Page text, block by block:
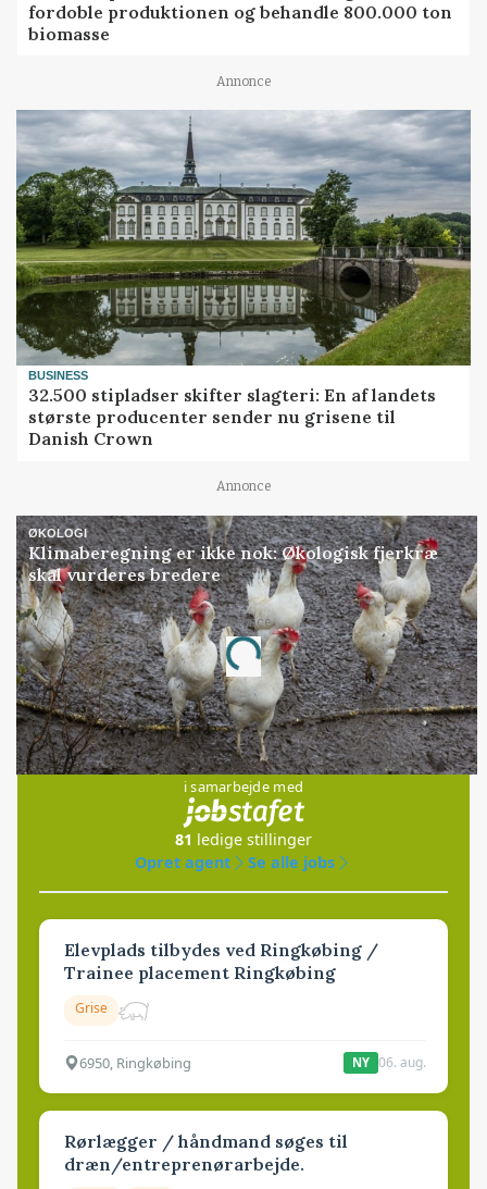
fordoble produktionen og behandle 800.000 ton
biomasse
Annonce
BUSINESS
32.500 stipladser skifter slagteri: En af landets
største producenter sender nu grisene til
Danish Crown
Annonce
ØKOLOGI
Klimaberegning er ikke nok: Økologisk fjerkræ
skal vurderes bredere
Annonce
Loading...
Jobs
i samarbejde med
81 ledige stillinger
Opret agent
Se alle jobs
Elevplads tilbydes ved Ringkøbing /
Trainee placement Ringkøbing
Grise
6950, Ringkøbing NY 06. aug.
Rørlægger / håndmand søges til
dræn/entreprenørarbejde.